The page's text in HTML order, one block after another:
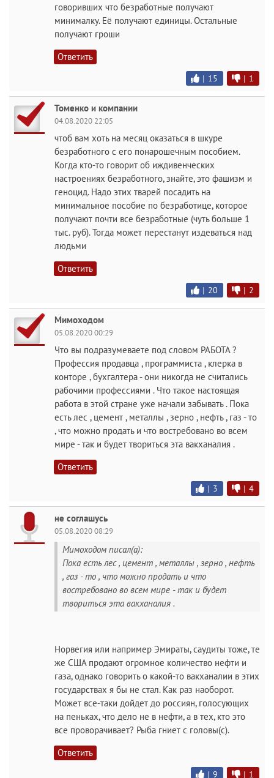
говоривших что безработные получают
минималку. Её получают единицы. Остальные
получают гроши
Ответить
| 15 | 1
Томенко и компании
04.08.2020 22:05
чтоб вам хоть на месяц оказаться в шкуре
безработного с его понарошечным пособием.
Когда кто-то говорит об иждивенческих
настроениях безработного, знайте, это фашизм и
геноцид. Надо этих тварей посадить на
минимальное пособие по безработице, которое
получают почти все безработные (чуть больше 1
тыс. руб). Тогда может перестанут издеваться над
людьми
Ответить
| 20 | 2
Мимоходом
05.08.2020 00:29
Что вы подразумеваете под словом РАБОТА ?
Профессия продавца , программиста , клерка в
конторе , бухгалтера - они никогда не считались
рабочими профессиями . Что такое настоящая
работа в этой стране уже начали забывать . Пока
есть лес , цемент , металлы , зерно , нефть , газ - то
, что можно продать и что востребовано во всем
мире - так и будет твориться эта вакханалия .
Ответить
| 3 | 4
не соглашусь
05.08.2020 08:29
Мимоходом писал(а):
Пока есть лес , цемент , металлы , зерно , нефть
, газ - то , что можно продать и что
востребовано во всем мире - так и будет
твориться эта вакханалия .
Норвегия или например Эмираты, саудиты тоже, те
же США продают огромное количество нефти и
газа, однако говорить о какой-то вакханалии в этих
государствах я бы не стал. Как раз наоборот.
Может все-таки дойдет до россиян, голосующих
на пеньках, что дело не в нефти, а в тех, кто это
все проворачивает? Рыба гниет с головы(с).
Ответить
| 9 | 1